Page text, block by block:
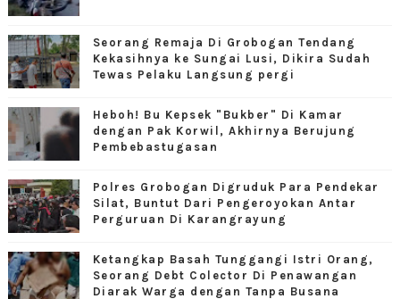
Seorang Remaja Di Grobogan Tendang
Kekasihnya ke Sungai Lusi, Dikira Sudah
Tewas Pelaku Langsung pergi
Heboh! Bu Kepsek "Bukber" Di Kamar
dengan Pak Korwil, Akhirnya Berujung
Pembebastugasan
Polres Grobogan Digruduk Para Pendekar
Silat, Buntut Dari Pengeroyokan Antar
Perguruan Di Karangrayung
Ketangkap Basah Tunggangi Istri Orang,
Seorang Debt Colector Di Penawangan
Diarak Warga dengan Tanpa Busana